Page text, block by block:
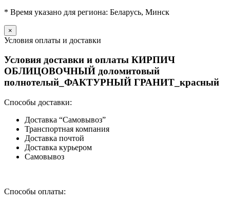
* Время указано для региона: Беларусь, Минск
×
Условия оплаты и доставки
Условия доставки и оплаты КИРПИЧ
ОБЛИЦОВОЧНЫЙ доломитовый
полнотелый_ФАКТУРНЫЙ ГРАНИТ_красный
Способы доставки:
Доставка “Самовывоз”
Транспортная компания
Доставка почтой
Доставка курьером
Самовывоз
Способы оплаты: